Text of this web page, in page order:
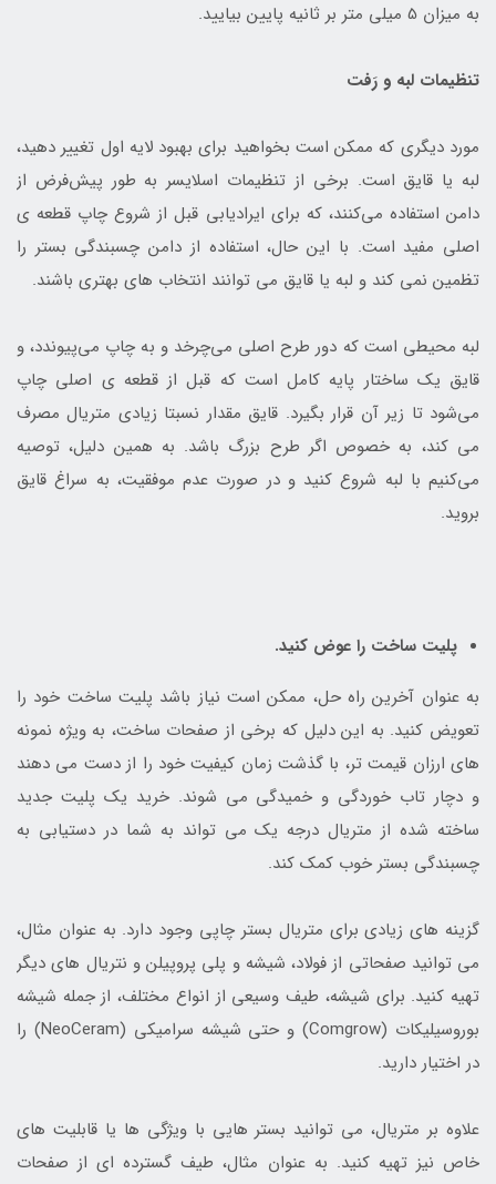
به میزان 5 میلی متر بر ثانیه پایین بیایید.
تنظیمات لبه و رَفت
مورد دیگری که ممکن است بخواهید برای بهبود لایه اول تغییر دهید،
لبه یا قایق است. برخی از تنظیمات اسلایسر به طور پیش‌فرض از
دامن استفاده می‌کنند، که برای ایرادیابی قبل از شروع چاپ قطعه ی
اصلی مفید است. با این حال، استفاده از دامن چسبندگی بستر را
تظمین نمی کند و لبه یا قایق می توانند انتخاب های بهتری باشند.
لبه محیطی است که دور طرح اصلی می‌چرخد و به چاپ می‌پیوندد، و
قایق یک ساختار پایه کامل است که قبل از قطعه ی اصلی چاپ
می‌شود تا زیر آن قرار بگیرد. قایق مقدار نسبتا زیادی متریال مصرف
می کند، به خصوص اگر طرح بزرگ باشد. به همین دلیل، توصیه
می‌کنیم با لبه شروع کنید و در صورت عدم موفقیت، به سراغ قایق
بروید.
پلیت ساخت را عوض کنید.
به عنوان آخرین راه حل، ممکن است نیاز باشد پلیت ساخت خود را
تعویض کنید. به این دلیل که برخی از صفحات ساخت، به ویژه نمونه
های ارزان‌ قیمت تر، با گذشت زمان کیفیت خود را از دست می دهند
و دچار تاب خوردگی و خمیدگی می شوند. خرید یک پلیت جدید
ساخته شده از متریال درجه یک می تواند به شما در دستیابی به
چسبندگی بستر خوب کمک کند.
گزینه های زیادی برای متریال بستر چاپی وجود دارد. به عنوان مثال،
می توانید صفحاتی از فولاد، شیشه و پلی پروپیلن و نتریال های دیگر
تهیه کنید. برای شیشه، طیف وسیعی از انواع مختلف، از جمله شیشه
بوروسیلیکات (Comgrow) و حتی شیشه سرامیکی (NeoCeram) را
در اختیار دارید.
علاوه بر متریال، می توانید بستر هایی با ویژگی ها یا قابلیت های
خاص نیز تهیه کنید. به عنوان مثال، طیف گسترده ای از صفحات